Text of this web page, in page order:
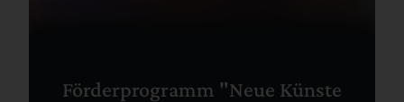
Förderprogramm "Neue Künste